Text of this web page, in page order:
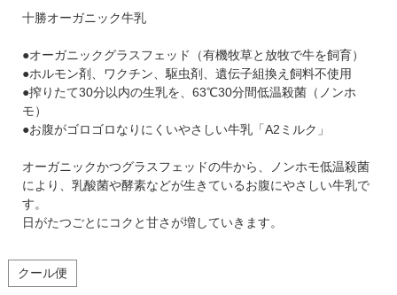
十勝オーガニック牛乳
●オーガニックグラスフェッド（有機牧草と放牧で牛を飼育）
​●ホルモン剤、ワクチン、駆虫剤、遺伝子組換え飼料不使用
​●搾りたて30分以内の生乳を、63℃30分間低温殺菌（ノンホ
モ）
●お腹がゴロゴロなりにくいやさしい牛乳「A2ミルク」
オーガニックかつグラスフェッドの牛から、ノンホモ低温殺菌
により、乳酸菌や酵素などが生きているお腹にやさしい牛乳で
す。
日がたつごとにコクと甘さが増していきます。
クール便